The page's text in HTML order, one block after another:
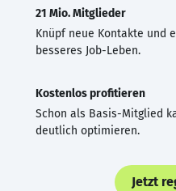
21 Mio. Mitglieder
Knüpf neue Kontakte und
besseres Job-Leben.
Kostenlos profitieren
Schon als Basis-Mitglied
deutlich optimieren.
Jetzt